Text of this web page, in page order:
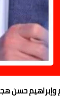
حسن